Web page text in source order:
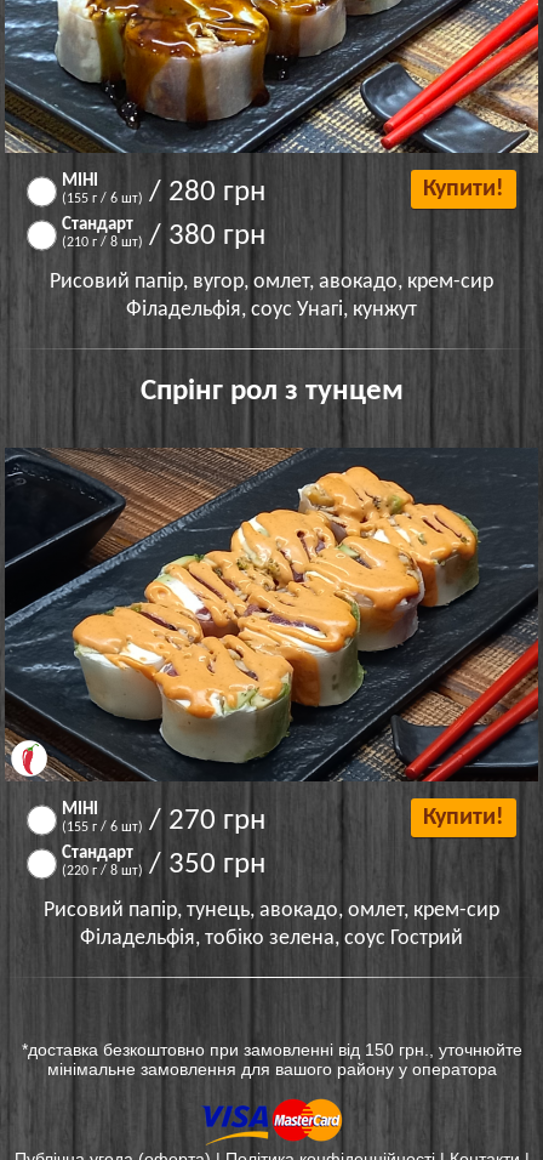
МІНІ
(155 г / 6 шт) / 280 грн
Стандарт
(210 г / 8 шт) / 380 грн
Купити!
Рисовий папір, вугор, омлет, авокадо, крем-сир
Філадельфія, соус Унагі, кунжут
Спрінг рол з тунцем
МІНІ
(155 г / 6 шт) / 270 грн
Стандарт
(220 г / 8 шт) / 350 грн
Купити!
Рисовий папір, тунець, авокадо, омлет, крем-сир
Філадельфія, тобіко зелена, соус Гострий
*доставка безкоштовно при замовленні від 150 грн., уточнюйте
мінімальне замовлення для вашого району у оператора